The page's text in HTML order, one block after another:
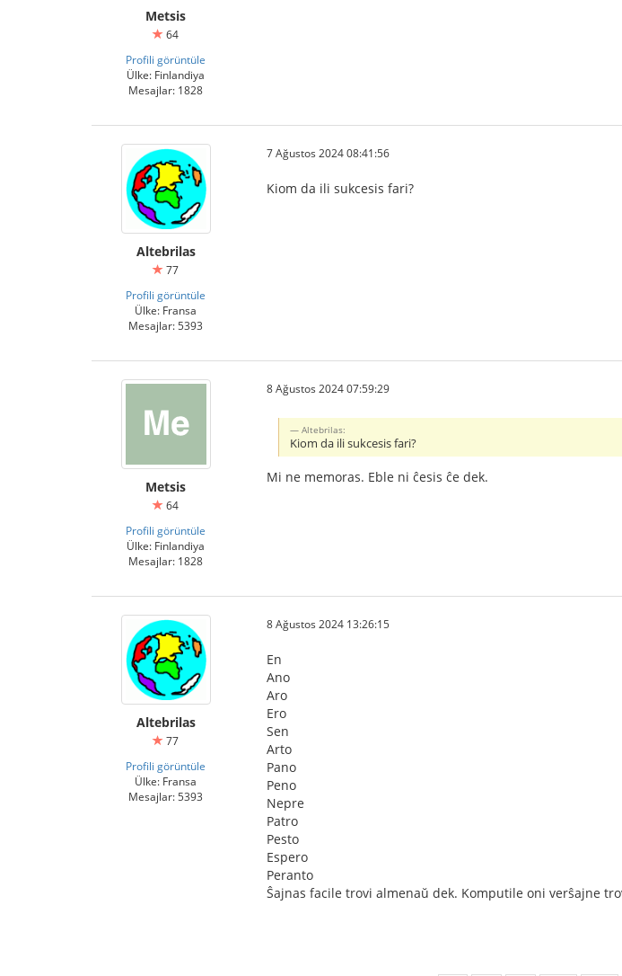
Metsis
64
Profili görüntüle
Ülke: Finlandiya
Mesajlar: 1828
Altebrilas
77
Profili görüntüle
Ülke: Fransa
Mesajlar: 5393
7 Ağustos 2024 08:41:56
Kiom da ili sukcesis fari?
Metsis
64
Profili görüntüle
Ülke: Finlandiya
Mesajlar: 1828
8 Ağustos 2024 07:59:29
Altebrilas:
Kiom da ili sukcesis fari?
Mi ne memoras. Eble ni ĉesis ĉe dek.
Altebrilas
77
Profili görüntüle
Ülke: Fransa
Mesajlar: 5393
8 Ağustos 2024 13:26:15
En
Ano
Aro
Ero
Sen
Arto
Pano
Peno
Nepre
Patro
Pesto
Espero
Peranto
Ŝajnas facile trovi almenaŭ dek. Komputile oni verŝajne